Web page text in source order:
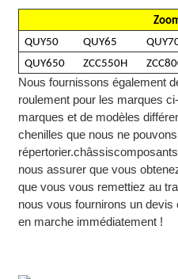
QUY50
QUY65
QUY650
ZCC550H
Nous fournissons également
roulement pour les marques
marques et de modèles
chenilles que nous ne
répertorier.châssis
nous assurer que vous
que vous vous remettiez au
nous vous fournirons un
en marche immédiatement !